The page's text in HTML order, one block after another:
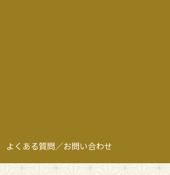
よくある質問／お問い合わせ